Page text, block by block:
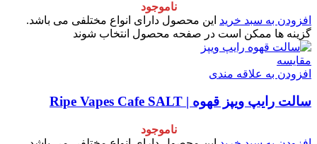
ناموجود
افزودن به سبد خرید این محصول دارای انواع مختلفی می باشد.
گزینه ها ممکن است در صفحه محصول انتخاب شوند
مقایسه
افزودن به علاقه مندی
سالت رایپ ویپز قهوه | Ripe Vapes Cafe SALT
ناموجود